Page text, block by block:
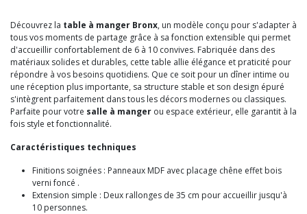
Découvrez la table à manger Bronx, un modèle conçu pour s'adapter à
tous vos moments de partage grâce à sa fonction extensible qui permet
d'accueillir confortablement de 6 à 10 convives. Fabriquée dans des
matériaux solides et durables, cette table allie élégance et praticité pour
répondre à vos besoins quotidiens. Que ce soit pour un dîner intime ou
une réception plus importante, sa structure stable et son design épuré
s'intègrent parfaitement dans tous les décors modernes ou classiques.
Parfaite pour votre salle à manger ou espace extérieur, elle garantit à la
fois style et fonctionnalité.
Caractéristiques techniques
Finitions soignées : Panneaux MDF avec placage chêne effet bois
verni foncé .
Extension simple : Deux rallonges de 35 cm pour accueillir jusqu'à
10 personnes.